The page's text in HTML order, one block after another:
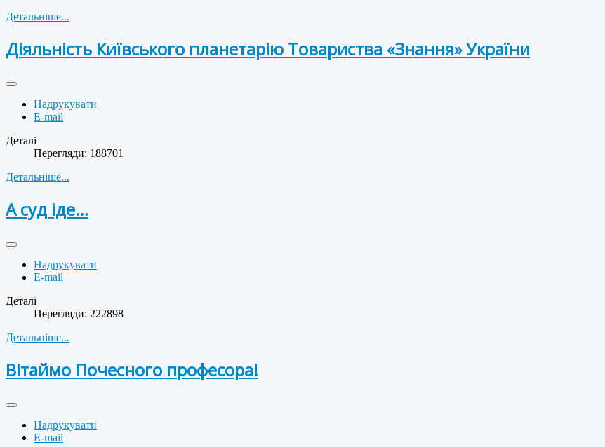
Детальніше...
Діяльність Київського планетарію Товариства «Знання» України
Надрукувати
E-mail
Деталі
Перегляди: 188701
Детальніше...
А суд іде…
Надрукувати
E-mail
Деталі
Перегляди: 222898
Детальніше...
Вітаймо Почесного професора!
Надрукувати
E-mail